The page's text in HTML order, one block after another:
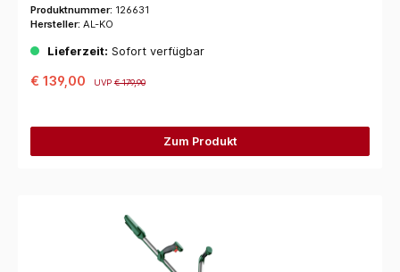
Produktnummer: 126631
Hersteller: AL-KO
Lieferzeit: Sofort verfügbar
€ 139,00 UVP€ 179,90
Zum Produkt